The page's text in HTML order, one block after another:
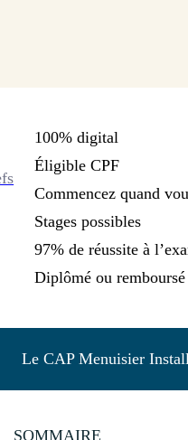
100% digital
Éligible CPF
Commencez quand
Stages possibles
97% de réussite à
Diplômé ou remboursé
Le CAP Menuisier
SOMMAIRE